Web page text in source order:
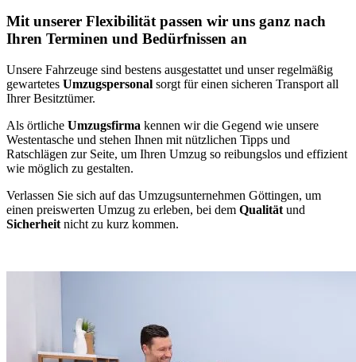
Mit unserer Flexibilität passen wir uns ganz nach
Ihren Terminen und Bedürfnissen an
Unsere Fahrzeuge sind bestens ausgestattet und unser regelmäßig
gewartetes Umzugspersonal sorgt für einen sicheren Transport all
Ihrer Besitztümer.
Als örtliche Umzugsfirma kennen wir die Gegend wie unsere
Westentasche und stehen Ihnen mit nützlichen Tipps und
Ratschlägen zur Seite, um Ihren Umzug so reibungslos und effizient
wie möglich zu gestalten.
Verlassen Sie sich auf das Umzugsunternehmen Göttingen, um
einen preiswerten Umzug zu erleben, bei dem Qualität und
Sicherheit nicht zu kurz kommen.